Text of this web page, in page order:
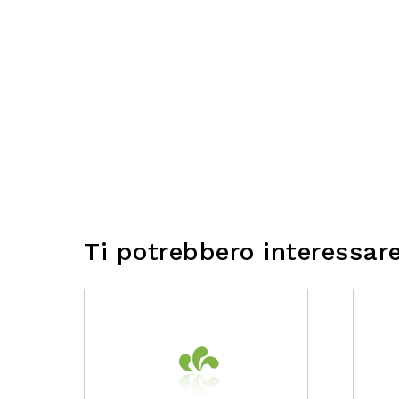
Ti potrebbero